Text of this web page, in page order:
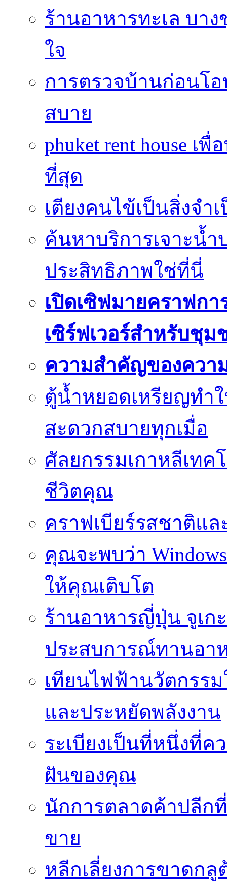
ร้านอาหารทะเล บา
ใจ
การตรวจบ้านก่อนโ
สบาย
phuket rent house
ที่สุด
เตียงคนไข้เป็นสิ่งจำ
ค้นหาบริการเจาะน้
ประสิทธิภาพใช่ที่นี่
เปิดเซิฟมายคราฟกา
เซิร์ฟเวอร์สำหรับชุม
ความสำคัญของควา
ตู้น้ำหยอดเหรียญทำ
สะดวกสบายทุกเมื่อ
ศัลยกรรมเกาหลีเท
ชีวิตคุณ
คราฟเบียร์รสชาติแ
คุณจะพบว่า
ให้คุณเติบโต
ร้านอาหารญี่ปุ่น จูเก
ประสบการณ์ทานอา
เทียนไฟฟ้านวัตกรร
และประหยัดพลังงาน
ระเบียงเป็นที่หนึ่งที่ค
ฝันของคุณ
นักการตลาดค้าปลีก
ขาย
หลีกเลี่ยงการขาดก